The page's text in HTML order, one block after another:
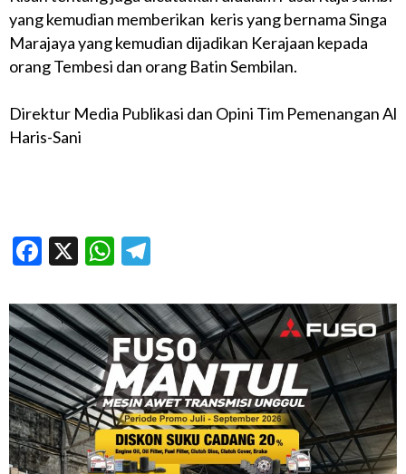
yang kemudian memberikan keris yang bernama Singa
Marajaya yang kemudian dijadikan Kerajaan kepada
orang Tembesi dan orang Batin Sembilan.
Direktur Media Publikasi dan Opini Tim Pemenangan Al
Haris-Sani
Facebook
X WhatsApp